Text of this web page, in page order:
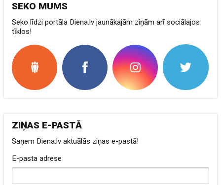
SEKO MUMS
Seko līdzi portāla Diena.lv jaunākajām ziņām arī sociālajos
tīklos!
ZIŅAS E-PASTĀ
Saņem Diena.lv aktuālās ziņas e-pastā!
E-pasta adrese